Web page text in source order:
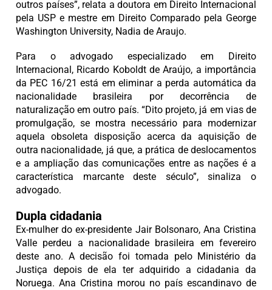
outros países”, relata a doutora em Direito Internacional
pela USP e mestre em Direito Comparado pela George
Washington University, Nadia de Araujo.
Para o advogado especializado em Direito
Internacional, Ricardo Koboldt de Araújo, a importância
da PEC 16/21 está em eliminar a perda automática da
nacionalidade brasileira por decorrência de
naturalização em outro país. “Dito projeto, já em vias de
promulgação, se mostra necessário para modernizar
aquela obsoleta disposição acerca da aquisição de
outra nacionalidade, já que, a prática de deslocamentos
e a ampliação das comunicações entre as nações é a
característica marcante deste século”, sinaliza o
advogado.
Dupla cidadania
Ex-mulher do ex-presidente Jair Bolsonaro, Ana Cristina
Valle perdeu a nacionalidade brasileira em fevereiro
deste ano. A decisão foi tomada pelo Ministério da
Justiça depois de ela ter adquirido a cidadania da
Noruega. Ana Cristina morou no país escandinavo de